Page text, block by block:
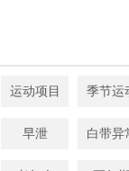
运动项目 季节运
早泄 白带异